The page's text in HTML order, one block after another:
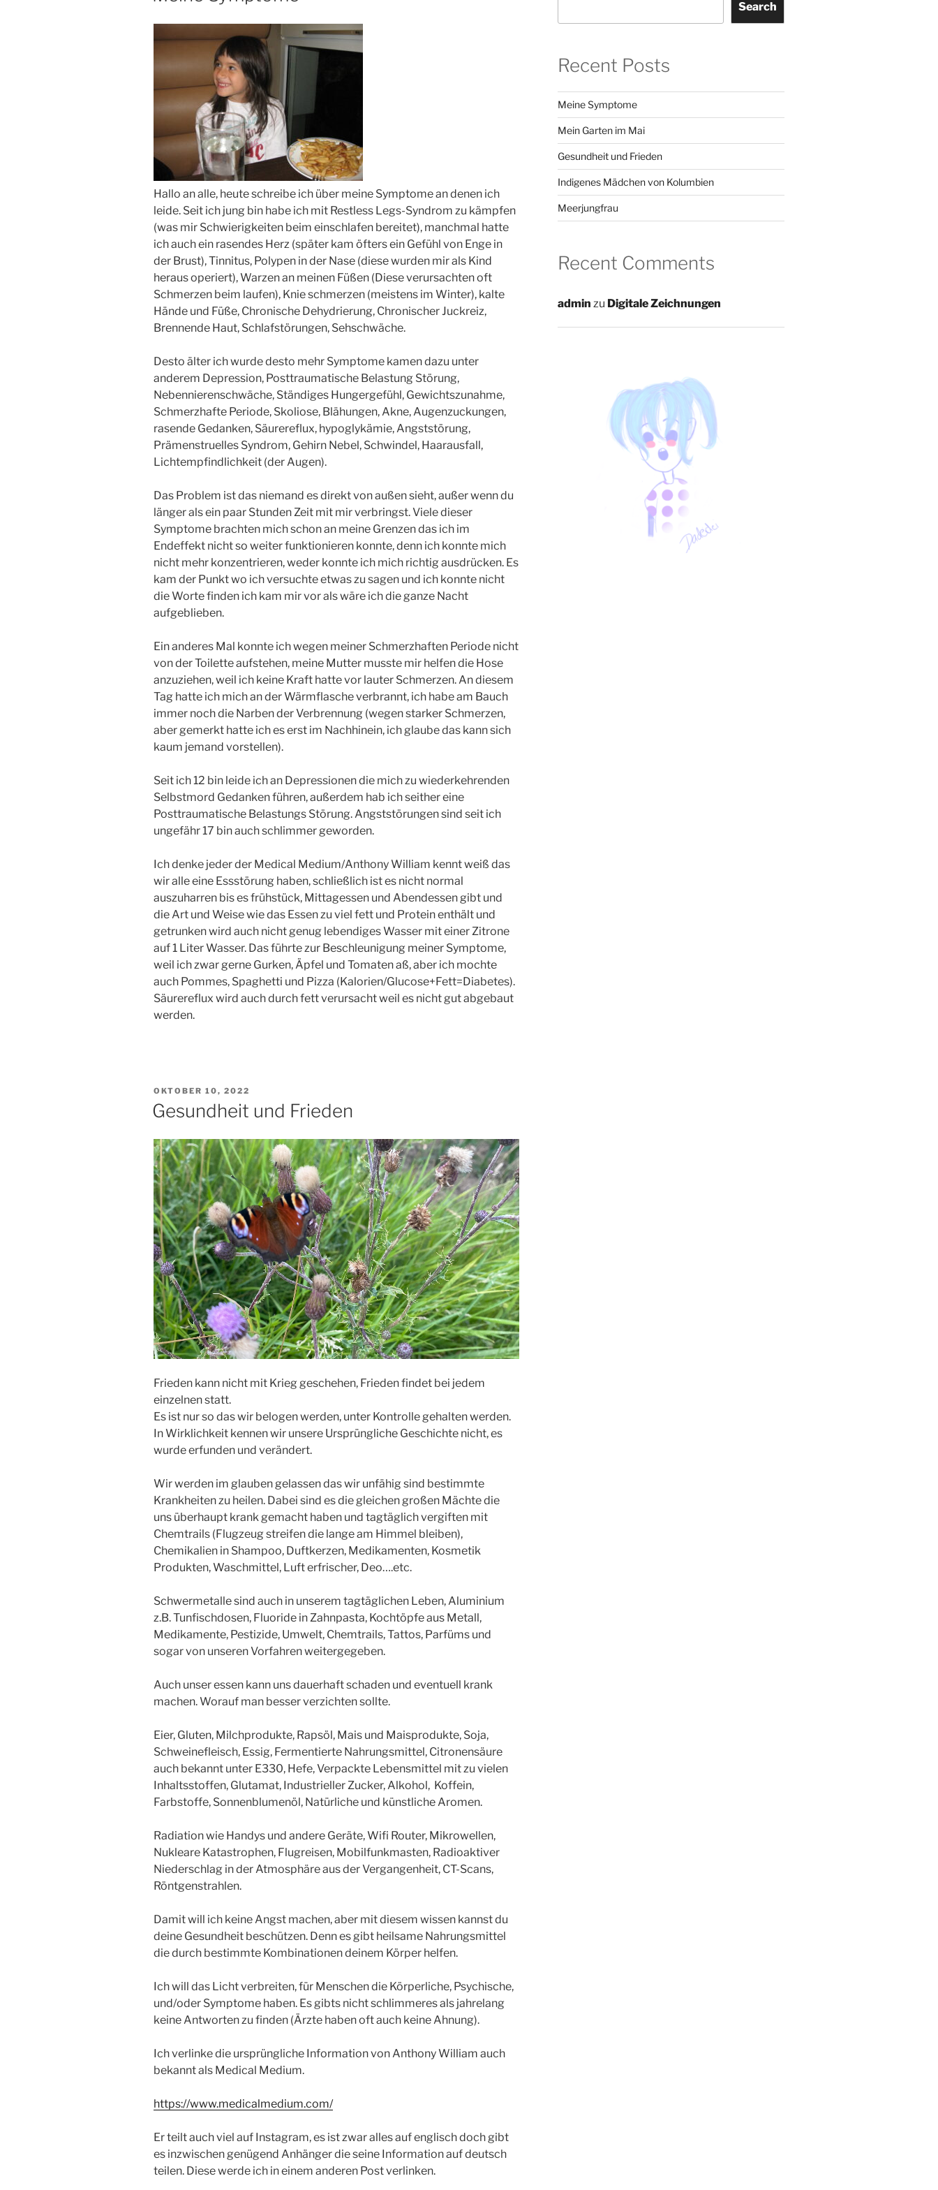
Hallo an alle, heute schreibe ich über meine Symptome an denen ich
leide. Seit ich jung bin habe ich mit Restless Legs-Syndrom zu kämpfen
(was mir Schwierigkeiten beim einschlafen bereitet), manchmal hatte
ich auch ein rasendes Herz (später kam öfters ein Gefühl von Enge in
der Brust), Tinnitus, Polypen in der Nase (diese wurden mir als Kind
heraus operiert), Warzen an meinen Füßen (Diese verursachten oft
Schmerzen beim laufen), Knie schmerzen (meistens im Winter), kalte
Hände und Füße, Chronische Dehydrierung, Chronischer Juckreiz,
Brennende Haut, Schlafstörungen, Sehschwäche.
Desto älter ich wurde desto mehr Symptome kamen dazu unter
anderem Depression, Posttraumatische Belastung Störung,
Nebennierenschwäche, Ständiges Hungergefühl, Gewichtszunahme,
Schmerzhafte Periode, Skoliose, Blähungen, Akne, Augenzuckungen,
rasende Gedanken, Säurereflux, hypoglykämie, Angststörung,
Prämenstruelles Syndrom, Gehirn Nebel, Schwindel, Haarausfall,
Lichtempfindlichkeit (der Augen).
Das Problem ist das niemand es direkt von außen sieht, außer wenn du
länger als ein paar Stunden Zeit mit mir verbringst. Viele dieser
Symptome brachten mich schon an meine Grenzen das ich im
Endeffekt nicht so weiter funktionieren konnte, denn ich konnte mich
nicht mehr konzentrieren, weder konnte ich mich richtig ausdrücken. Es
kam der Punkt wo ich versuchte etwas zu sagen und ich konnte nicht
die Worte finden ich kam mir vor als wäre ich die ganze Nacht
aufgeblieben.
Ein anderes Mal konnte ich wegen meiner Schmerzhaften Periode nicht
von der Toilette aufstehen, meine Mutter musste mir helfen die Hose
anzuziehen, weil ich keine Kraft hatte vor lauter Schmerzen. An diesem
Tag hatte ich mich an der Wärmflasche verbrannt, ich habe am Bauch
immer noch die Narben der Verbrennung (wegen starker Schmerzen,
aber gemerkt hatte ich es erst im Nachhinein, ich glaube das kann sich
kaum jemand vorstellen).
Seit ich 12 bin leide ich an Depressionen die mich zu wiederkehrenden
Selbstmord Gedanken führen, außerdem hab ich seither eine
Posttraumatische Belastungs Störung. Angststörungen sind seit ich
ungefähr 17 bin auch schlimmer geworden.
Ich denke jeder der Medical Medium/Anthony William kennt weiß das
wir alle eine Essstörung haben, schließlich ist es nicht normal
auszuharren bis es frühstück, Mittagessen und Abendessen gibt und
die Art und Weise wie das Essen zu viel fett und Protein enthält und
getrunken wird auch nicht genug lebendiges Wasser mit einer Zitrone
auf 1 Liter Wasser. Das führte zur Beschleunigung meiner Symptome,
weil ich zwar gerne Gurken, Äpfel und Tomaten aß, aber ich mochte
auch Pommes, Spaghetti und Pizza (Kalorien/Glucose+Fett=Diabetes).
Säurereflux wird auch durch fett verursacht weil es nicht gut abgebaut
werden.
VERÖFFENTLICHT
OKTOBER 10, 2022
Gesundheit und Frieden
Frieden kann nicht mit Krieg geschehen, Frieden findet bei jedem
einzelnen statt.
Es ist nur so das wir belogen werden, unter Kontrolle gehalten werden.
In Wirklichkeit kennen wir unsere Ursprüngliche Geschichte nicht, es
wurde erfunden und verändert.
Wir werden im glauben gelassen das wir unfähig sind bestimmte
Krankheiten zu heilen. Dabei sind es die gleichen großen Mächte die
uns überhaupt krank gemacht haben und tagtäglich vergiften mit
Chemtrails (Flugzeug streifen die lange am Himmel bleiben),
Chemikalien in Shampoo, Duftkerzen, Medikamenten, Kosmetik
Produkten, Waschmittel, Luft erfrischer, Deo….etc.
Schwermetalle sind auch in unserem tagtäglichen Leben, Aluminium
z.B. Tunfischdosen, Fluoride in Zahnpasta, Kochtöpfe aus Metall,
Medikamente, Pestizide, Umwelt, Chemtrails, Tattos, Parfüms und
sogar von unseren Vorfahren weitergegeben.
Auch unser essen kann uns dauerhaft schaden und eventuell krank
machen. Worauf man besser verzichten sollte.
Eier, Gluten, Milchprodukte, Rapsöl, Mais und Maisprodukte, Soja,
Schweinefleisch, Essig, Fermentierte Nahrungsmittel, Citronensäure
auch bekannt unter E330, Hefe, Verpackte Lebensmittel mit zu vielen
Inhaltsstoffen, Glutamat, Industrieller Zucker, Alkohol, Koffein,
Farbstoffe, Sonnenblumenöl, Natürliche und künstliche Aromen.
Radiation wie Handys und andere Geräte, Wifi Router, Mikrowellen,
Nukleare Katastrophen, Flugreisen, Mobilfunkmasten, Radioaktiver
Niederschlag in der Atmosphäre aus der Vergangenheit, CT-Scans,
Röntgenstrahlen.
Damit will ich keine Angst machen, aber mit diesem wissen kannst du
deine Gesundheit beschützen. Denn es gibt heilsame Nahrungsmittel
die durch bestimmte Kombinationen deinem Körper helfen.
Ich will das Licht verbreiten, für Menschen die Körperliche, Psychische,
und/oder Symptome haben. Es gibts nicht schlimmeres als jahrelang
keine Antworten zu finden (Ärzte haben oft auch keine Ahnung).
Ich verlinke die ursprüngliche Information von Anthony William auch
bekannt als Medical Medium.
https://www.medicalmedium.com/
Er teilt auch viel auf Instagram, es ist zwar alles auf englisch doch gibt
es inzwischen genügend Anhänger die seine Information auf deutsch
teilen. Diese werde ich in einem anderen Post verlinken.
Search
Recent Posts
Meine Symptome
Mein Garten im Mai
Gesundheit und Frieden
Indigenes Mädchen von Kolumbien
Meerjungfrau
Recent Comments
admin zu Digitale Zeichnungen